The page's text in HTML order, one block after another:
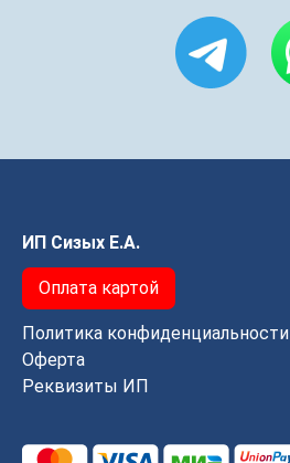
ИП Сизых Е.А.
Оплата картой
Политика конфиденциальности
Оферта
Реквизиты ИП